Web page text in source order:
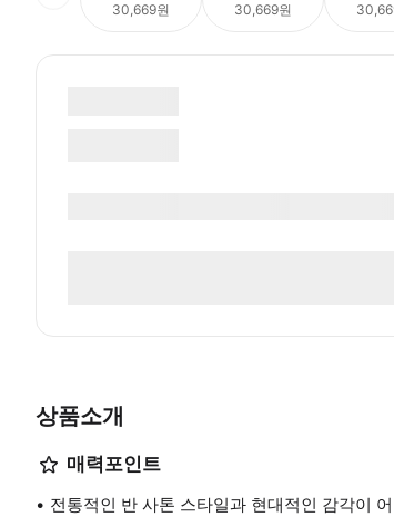
30,669원 30,669원
상품소개
매력포인트
전통적인 반 사톤 스타일과 현대적인 감각이